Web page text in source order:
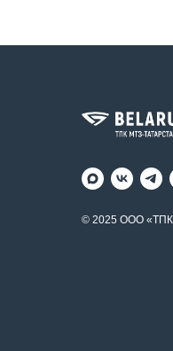
© 2025 ООО «ТПК